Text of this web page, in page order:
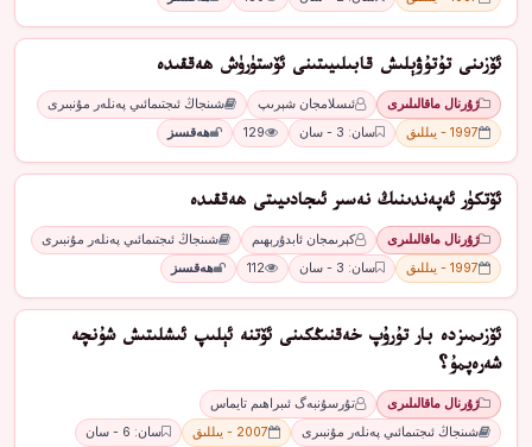
ئۆزىنى تۇتۇۋېلىش قابىلىيىتىنى ئۆستۈرۈش ھەققىدە
ژۇرنال ماقالىلىرى ئىسلامجان شېرىپ
شىنجاڭ ئىجتىمائىي پەنلەر مۇنبىرى
1997 - يىللىق
سان: 3 - سان 129 ھەقسىز
ئۆتكۈر ئەپەندىنىڭ نەسىر ئىجادىيىتى ھەققىدە
ژۇرنال ماقالىلىرى كېرىمجان ئابدۇرېھىم
شىنجاڭ ئىجتىمائىي پەنلەر مۇنبىرى
1997 - يىللىق
سان: 3 - سان 112 ھەقسىز
ئۆزىمىزدە بار تۇرۇپ خەقنىڭكىنى ئۆتنە ئېلىپ ئىشلىتىش شۇنچە
شەرەپمۇ؟
ژۇرنال ماقالىلىرى
تۇرسۇنبەگ ئىبراھىم تايماس
شىنجاڭ ئىجتىمائىي پەنلەر مۇنبىرى
2007 - يىللىق
سان: 6 - سان